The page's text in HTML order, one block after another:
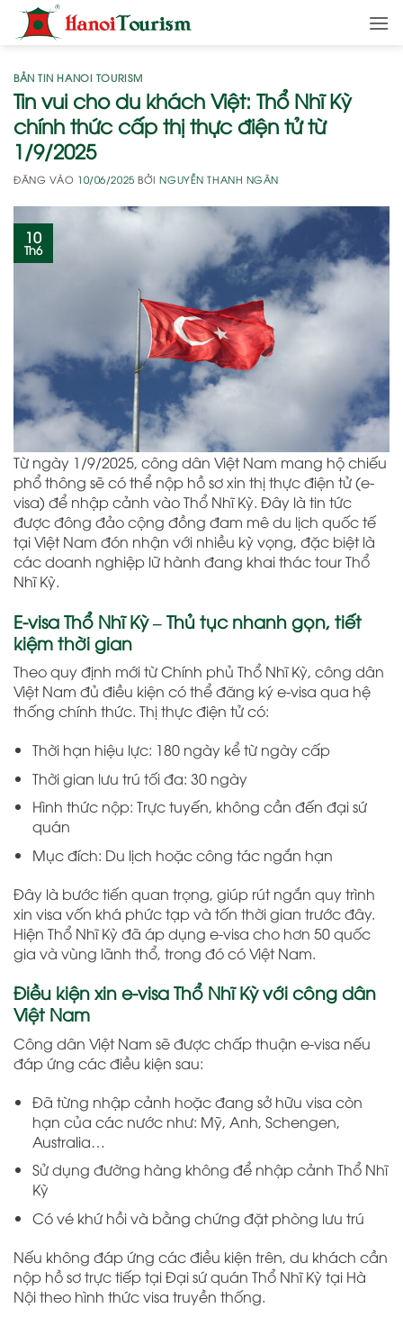
qua
dungBẢN TIN HANOI TOURISM
Tin vui cho du khách Việt: Thổ Nhĩ Kỳ
chính thức cấp thị thực điện tử từ
1/9/2025
ĐĂNG VÀO 10/06/2025 BỞINGUYỄN THANH NGÂN
10
Th6
Từ ngày 1/9/2025, công dân Việt Nam mang hộ chiếu
phổ thông sẽ có thể nộp hồ sơ xin thị thực điện tử (e-
visa) để nhập cảnh vào Thổ Nhĩ Kỳ. Đây là tin tức
được đông đảo cộng đồng đam mê du lịch quốc tế
tại Việt Nam đón nhận với nhiều kỳ vọng, đặc biệt là
các doanh nghiệp lữ hành đang khai thác tour Thổ
Nhĩ Kỳ.
E-visa Thổ Nhĩ Kỳ – Thủ tục nhanh gọn, tiết
kiệm thời gian
Theo quy định mới từ Chính phủ Thổ Nhĩ Kỳ, công dân
Việt Nam đủ điều kiện có thể đăng ký e-visa qua hệ
thống chính thức. Thị thực điện tử có:
Thời hạn hiệu lực: 180 ngày kể từ ngày cấp
Thời gian lưu trú tối đa: 30 ngày
Hình thức nộp: Trực tuyến, không cần đến đại sứ
quán
Mục đích: Du lịch hoặc công tác ngắn hạn
Đây là bước tiến quan trọng, giúp rút ngắn quy trình
xin visa vốn khá phức tạp và tốn thời gian trước đây.
Hiện Thổ Nhĩ Kỳ đã áp dụng e-visa cho hơn 50 quốc
gia và vùng lãnh thổ, trong đó có Việt Nam.
Điều kiện xin e-visa Thổ Nhĩ Kỳ với công dân
Việt Nam
Công dân Việt Nam sẽ được chấp thuận e-visa nếu
đáp ứng các điều kiện sau:
Đã từng nhập cảnh hoặc đang sở hữu visa còn
hạn của các nước như: Mỹ, Anh, Schengen,
Australia…
Sử dụng đường hàng không để nhập cảnh Thổ Nhĩ
Kỳ
Có vé khứ hồi và bằng chứng đặt phòng lưu trú
Nếu không đáp ứng các điều kiện trên, du khách cần
nộp hồ sơ trực tiếp tại Đại sứ quán Thổ Nhĩ Kỳ tại Hà
Nội theo hình thức visa truyền thống.